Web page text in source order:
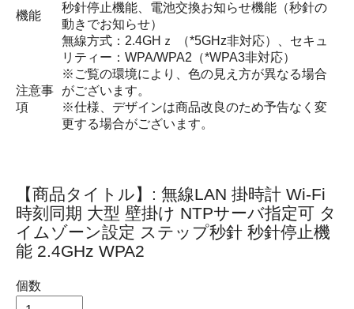
機能
秒針停止機能、電池交換お知らせ機能（秒針の
動きでお知らせ）
無線方式：2.4GHｚ （*5GHz非対応）、セキュ
リティー：WPA/WPA2（*WPA3非対応）
注意事
項
※ご覧の環境により、色の見え方が異なる場合
がございます。
※仕様、デザインは商品改良のため予告なく変
更する場合がございます。
【商品タイトル】: 無線LAN 掛時計 Wi-Fi
時刻同期 大型 壁掛け NTPサーバ指定可 タ
イムゾーン設定 ステップ秒針 秒針停止機
能 2.4GHz WPA2
個数